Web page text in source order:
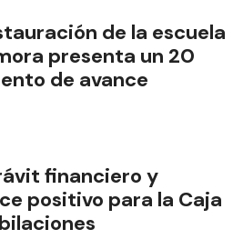
de la escuela
presenta un 20
de avance
financiero y
positivo para la Caja